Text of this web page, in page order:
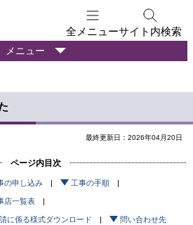
全メニューサイト内検索
暮
ら
の
情
報
メニュー
最終更新日：2026年04月20日
ページ内目次
の申し込み 工事の手順
店一覧表
に係る様式ダウンロード 問い合わせ先